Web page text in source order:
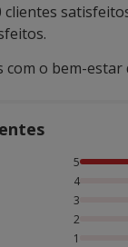
clientes
o bem-estar
avaliaram com 5
5
4
3
2
1